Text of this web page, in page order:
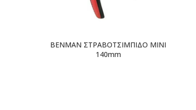
BENMAN ΣΤΡΑΒΟΤΣΙΜΠΙΔΟ ΜΙΝΙ
140mm